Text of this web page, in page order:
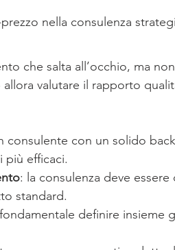
nella consulenza
che salta all’occhio, ma
valutare il rapporto
consulente con un solido
più efficaci.
: la consulenza deve
standard.
definire insieme